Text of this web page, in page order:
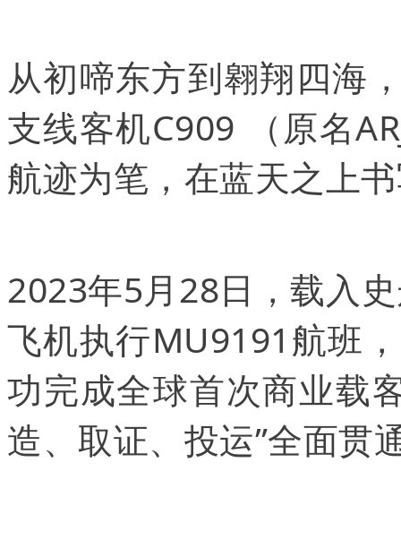
从初啼东方到翱翔四海
支线客机C909
（原名
航迹为笔，在蓝天之上
2023年5月28日，载入
飞机执行MU9191航班
功完成全球首次商业载
造、取证、投运”全面贯